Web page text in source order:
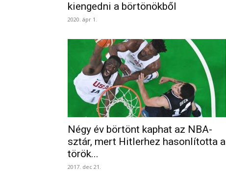
kiengedni a börtönökből
2020. ápr 1.
Négy év börtönt kaphat az NBA-
sztár, mert Hitlerhez hasonlította a
török...
2017. dec 21.